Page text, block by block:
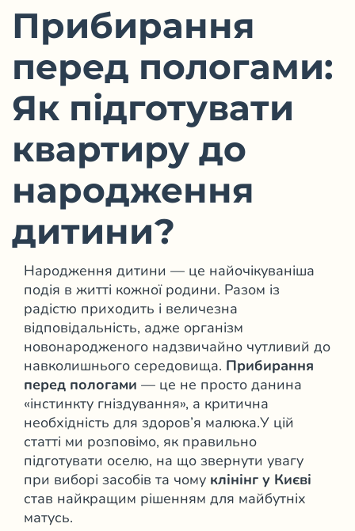
Прибирання
перед пологами:
Як підготувати
квартиру до
народження
дитини?
Народження дитини — це найочікуваніша
подія в житті кожної родини. Разом із
радістю приходить і величезна
відповідальність, адже організм
новонародженого надзвичайно чутливий до
навколишнього середовища. Прибирання
перед пологами — це не просто данина
«інстинкту гніздування», а критична
необхідність для здоров’я малюка.У цій
статті ми розповімо, як правильно
підготувати оселю, на що звернути увагу
при виборі засобів та чому клінінг у Києві
став найкращим рішенням для майбутніх
матусь.